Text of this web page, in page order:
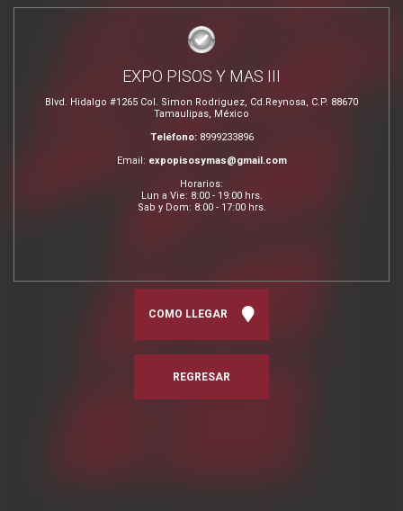
EXPO PISOS Y MAS III
Blvd. Hidalgo #1265 Col. Simon Rodriguez, Cd.Reynosa, C.P. 88670
Tamaulipas, México
Teléfono: 8999233896
Email: expopisosymas@gmail.com
Horarios:
Lun a Vie: 8:00 - 19:00 hrs.
Sab y Dom: 8:00 - 17:00 hrs.
COMO LLEGAR
REGRESAR